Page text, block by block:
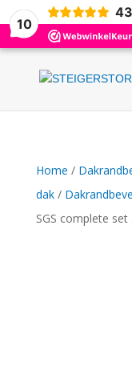
10
43
0031 (0)6 12376695
Home /
dak/
SGS complete set